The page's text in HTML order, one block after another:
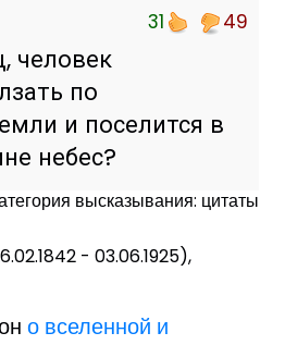
31 49
человек
по
и поселится в
небес?
высказывания: цитаты
- 03.06.1925),
о вселенной и